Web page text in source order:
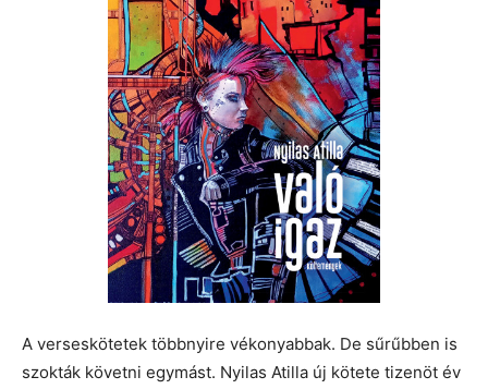
A verseskötetek többnyire vékonyabbak. De sűrűbben is
szokták követni egymást. Nyilas Atilla új kötete tizenöt év